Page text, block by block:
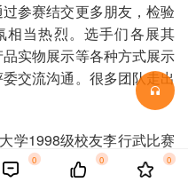
参赛结交更多朋友，检验
相当热烈。选手们各展其
实物展示等各种方式展示
交流沟通。很多团队走出
学1998级校友李行武比赛
的团队就在为创业项目做
”但抱憾而归。2014年5
0 0 0